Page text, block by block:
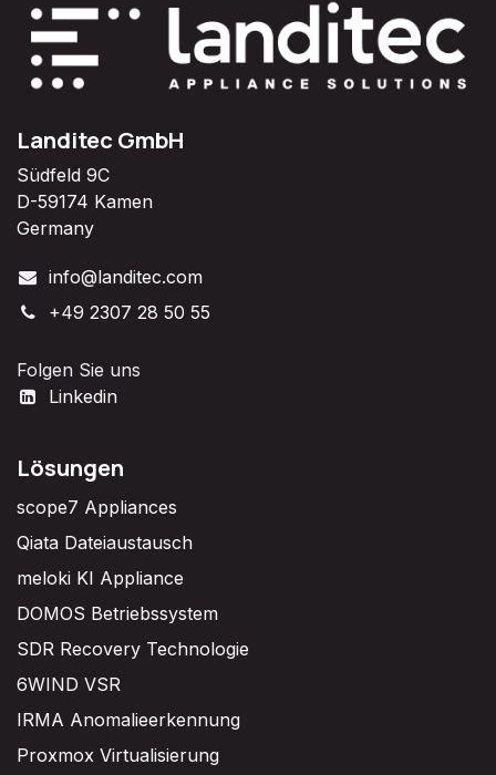
Landitec GmbH
Südfeld 9C
D-59174 Kamen
Germany
info@landitec.com
+49 2307 28 50 55
Folgen Sie uns
Linkedin
Lösungen
scope7 Appliances
Qiata Dateiaustausch
meloki KI Appliance
DOMOS Betriebssystem
SDR Recovery Technologie
6WIND VSR
IRMA Anomalieerkennung
Proxmox Virtualisierung